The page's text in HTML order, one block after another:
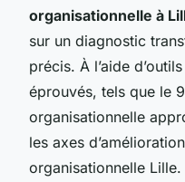
organisationnelle à
sur un diagnostic
précis. À l’aide
éprouvés, tels que le
organisationnelle
les axes
organisationnelle